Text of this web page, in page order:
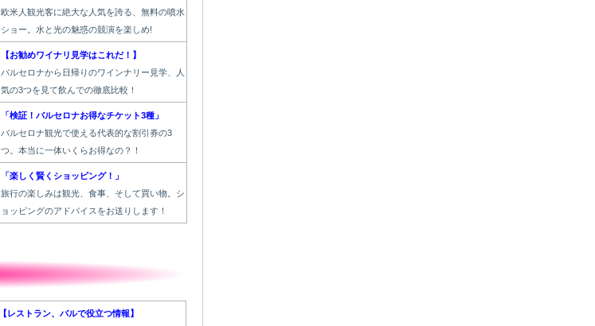
欧米人観光客に絶大な人気を誇る、無料の噴水
ショー。水と光の魅惑の競演を楽しめ!
【お勧めワイナリ見学はこれだ！】
バルセロナから日帰りのワインナリー見学、人
気の3つを見て飲んでの徹底比較！
「検証！バルセロナお得なチケット3種」
バルセロナ観光で使える代表的な割引券の3
つ。本当に一体いくらお得なの？！
「楽しく賢くショッピング！」
旅行の楽しみは観光、食事、そして買い物。シ
ョッピングのアドバイスをお送りします！
【レストラン、バルで役立つ情報】